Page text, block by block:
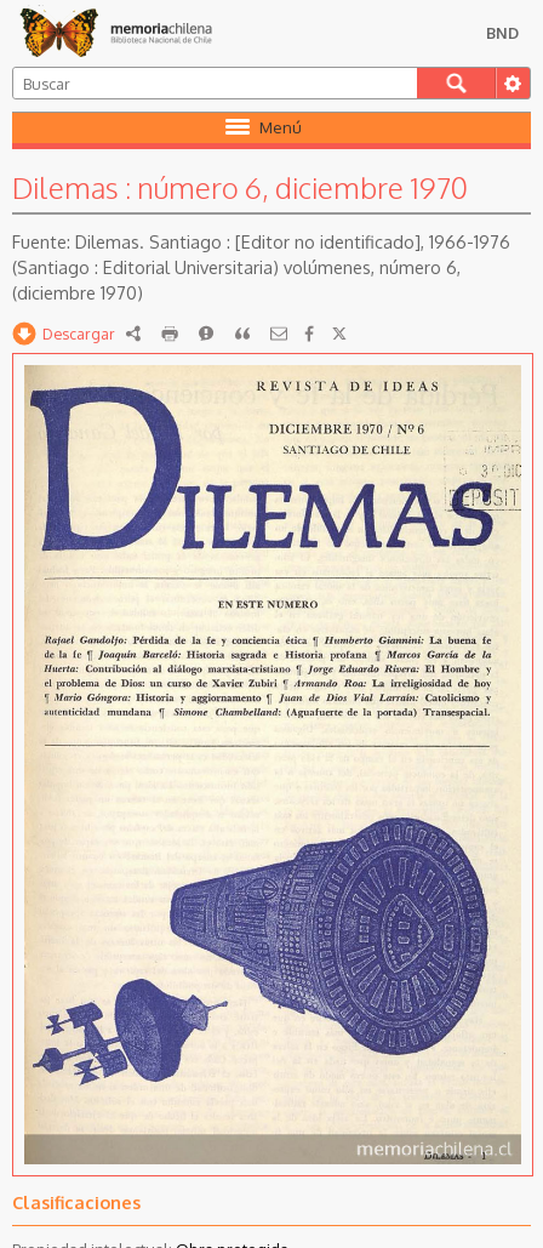
BND
Menú
Dilemas : número 6, diciembre 1970
Dilemas. Santiago : [Editor no identificado], 1966-1976
(Santiago : Editorial Universitaria) volúmenes, número 6,
(diciembre 1970)
Descargar RDF imprimirReportarCitar
Clasificaciones